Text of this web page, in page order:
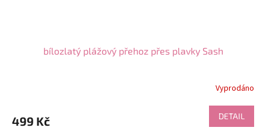
bílozlatý plážový přehoz přes plavky Sash
Vyprodáno
499 Kč DETAIL